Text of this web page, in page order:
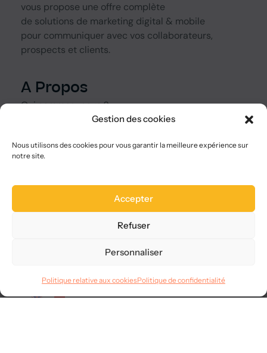
Gestion des cookies
Nous utilisons des cookies pour vous garantir la meilleure expérience sur
notre site.
Accepter
Refuser
Personnaliser
Politique relative aux cookiesPolitique de confidentialité
vous propose une offre complète
de solutions de marketing digital & mobile
pour communiquer avec vos collaborateurs,
prospects et clients.
A Propos
Qui sommes-nous ?
FAQ
Legal
CGVU
Langues